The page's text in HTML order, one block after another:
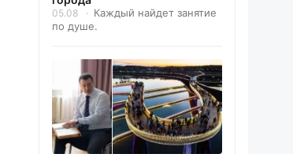
05.08
Каждый найдет занятие
по душе.